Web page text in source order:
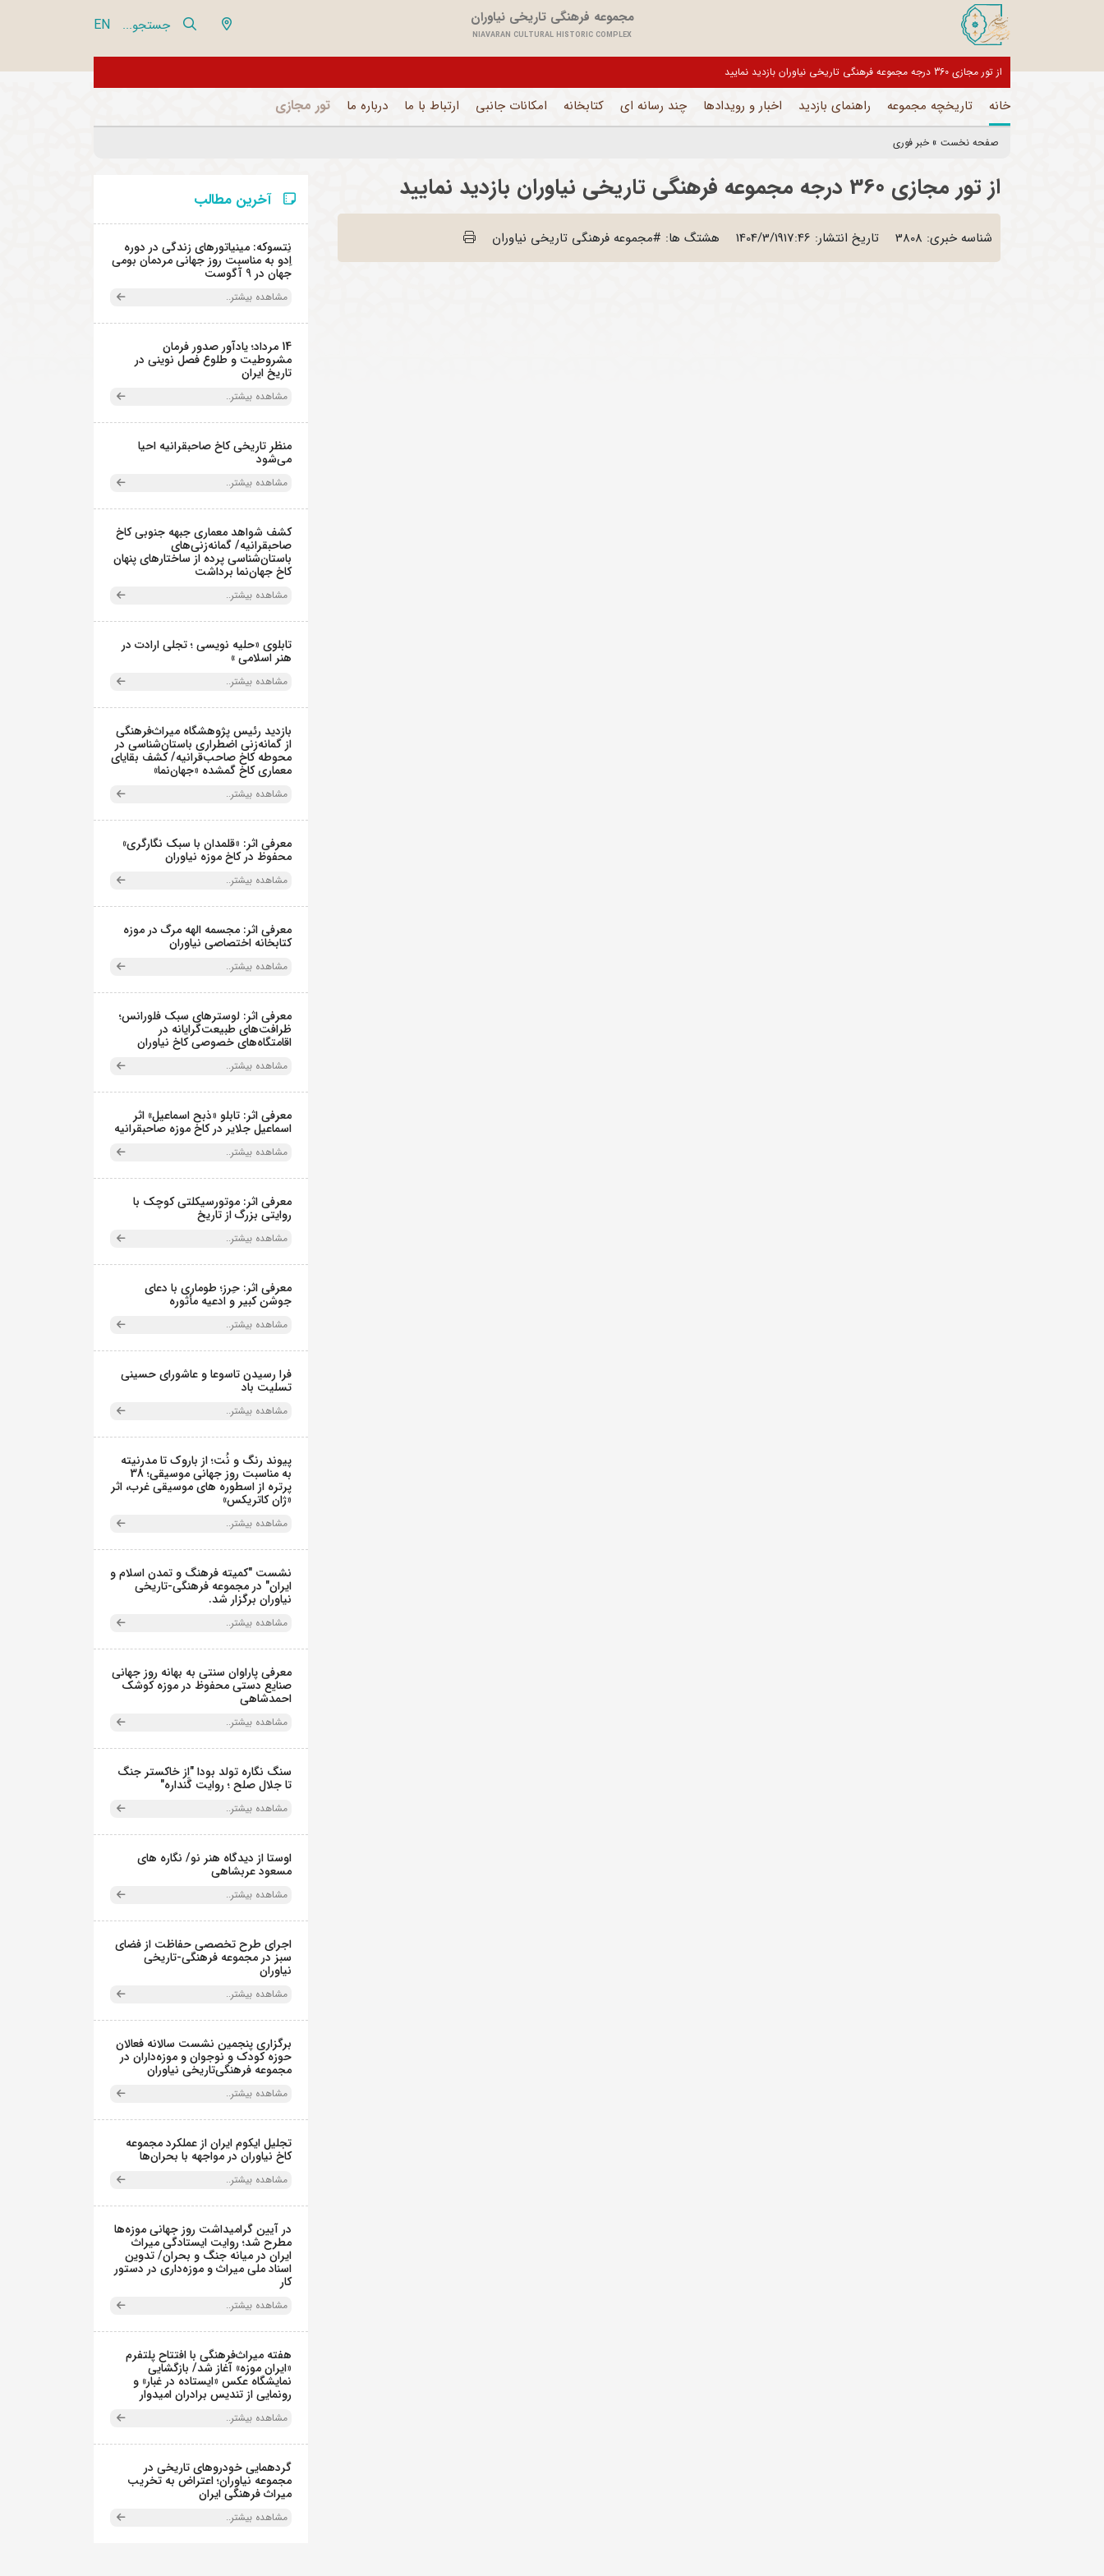
مجموعه فرهنگی تاریخی نیاوران
NIAVARAN CULTURAL HISTORIC COMPLEX جستجو... EN
گرامی، موزه های این مجموعه تا اطلاع ثانوی تعطیل می باشد و فقط بخش های اداری فعال است
خانه تاریخچه مجموعه راهنمای بازدید اخبار و رویدادها چند رسانه ای کتابخانه امکانات جانبی ارتباط با ما درباره ما تور مجازی
صفحه نخست » خبر فوری
از تور مجازی 360 درجه مجموعه فرهنگی تاریخی نیاوران بازدید نمایید
شناسه خبری: 3808 تاریخ انتشار: 1404/3/1917:46 هشتگ ها: #مجموعه فرهنگی تاریخی نیاوران
آخرین مطالب
نِتسوکه: مینیاتورهای زندگی در دوره
اِدو به مناسبت روز جهانی مردمان بومی
جهان در 9 آگوست
مشاهده بیشتر..
14 مرداد؛ یادآور صدور فرمان
مشروطیت و طلوع فصل نوینی در
تاریخ ایران
مشاهده بیشتر..
منظر تاریخی کاخ صاحبقرانیه احیا
می‌شود
مشاهده بیشتر..
کشف شواهد معماری جبهه جنوبی کاخ
صاحبقرانیه/ گمانه‌زنی‌های
باستان‌شناسی پرده از ساختارهای پنهان
کاخ جهان‌نما برداشت
مشاهده بیشتر..
تابلوی «حلیه نویسی ؛ تجلی ارادت در
هنر اسلامی »
مشاهده بیشتر..
بازدید رئیس پژوهشگاه میراث‌فرهنگی
از گمانه‌زنی اضطراری باستان‌شناسی در
محوطه کاخ صاحب‌قرانیه/ کشف بقایای
معماری کاخ گمشده «جهان‌نما»
مشاهده بیشتر..
معرفی اثر: «قلمدان با سبک نگارگری»
محفوظ در کاخ موزه نیاوران
مشاهده بیشتر..
معرفی اثر: مجسمه الهه مرگ در موزه
کتابخانه اختصاصی نیاوران
مشاهده بیشتر..
معرفی اثر: لوسترهای سبک فلورانس؛
ظرافت‌های طبیعت‌گرایانه در
اقامتگاه‌های خصوصی کاخ نیاوران
مشاهده بیشتر..
معرفی اثر: تابلو «ذبح اسماعیل» اثر
اسماعیل جلایر در کاخ موزه صاحبقرانیه
مشاهده بیشتر..
معرفی اثر: موتورسیکلتی کوچک با
روایتی بزرگ از تاریخ
مشاهده بیشتر..
معرفی اثر: حِرز؛ طوماری با دعای
جوشن کبیر و ادعیه مأثوره
مشاهده بیشتر..
فرا رسیدن تاسوعا و عاشورای حسینی
تسلیت باد
مشاهده بیشتر..
پیوند رنگ و نُت؛ از باروک تا مدرنیته
به مناسبت روز جهانی موسیقی؛ 38
پرتره از اسطوره های موسیقی غرب، اثر
«ژان کاتریکس»
مشاهده بیشتر..
نشست "کمیته فرهنگ و تمدن اسلام و
ایران" در مجموعه فرهنگی‌-تاریخی
نیاوران برگزار شد.
مشاهده بیشتر..
معرفی پاراوان سنتی به بهانه روز جهانی
صنایع دستی محفوظ در موزه کوشک
احمدشاهی
مشاهده بیشتر..
سنگ نگاره تولد بودا "از خاکستر جنگ
تا جلال صلح ؛ روایت گَنداره"
مشاهده بیشتر..
اوستا از دیدگاه هنر نو/ نگاره های
مسعود عربشاهی
مشاهده بیشتر..
اجرای طرح تخصصی حفاظت از فضای
سبز در مجموعه فرهنگی-تاریخی
نیاوران
مشاهده بیشتر..
برگزاری پنجمین نشست سالانه فعالان
حوزه کودک و نوجوان و موزه‌داران در
مجموعه فرهنگی‌تاریخی نیاوران
مشاهده بیشتر..
تجلیل ایکوم ایران از عملکرد مجموعه
کاخ نیاوران در مواجهه با بحران‌ها
مشاهده بیشتر..
در آیین گرامیداشت روز جهانی موزه‌ها
مطرح شد؛ روایت ایستادگی میراث
ایران در میانه جنگ و بحران/ تدوین
اسناد ملی میراث و موزه‌داری در دستور
کار
مشاهده بیشتر..
هفته میراث‌فرهنگی با افتتاح پلتفرم
«ایران موزه» آغاز شد/ بازگشایی
نمایشگاه عکس «ایستاده در غبار» و
رونمایی از تندیس برادران امیدوار
مشاهده بیشتر..
گردهمایی خودروهای تاریخی در
مجموعه نیاوران؛ اعتراض به تخریب
میراث فرهنگی ایران
مشاهده بیشتر..